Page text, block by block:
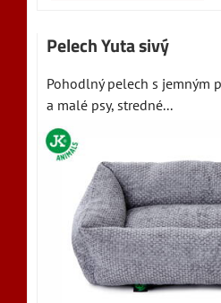
Pelech Yuta sivý
Pohodlný pelech s jemným
a malé psy, stredné...